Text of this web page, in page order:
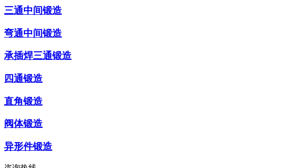
三通中间锻造
弯通中间锻造
承插焊三通锻造
四通锻造
直角锻造
阀体锻造
异形件锻造